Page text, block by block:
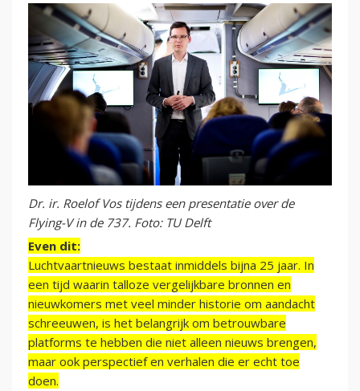
Dr. ir. Roelof Vos tijdens een presentatie over de
Flying-V in de 737. Foto: TU Delft
Even dit:
Luchtvaartnieuws bestaat inmiddels bijna 25 jaar. In
een tijd waarin talloze vergelijkbare bronnen en
nieuwkomers met veel minder historie om aandacht
schreeuwen, is het belangrijk om betrouwbare
platforms te hebben die niet alleen nieuws brengen,
maar ook perspectief en verhalen die er echt toe
doen.